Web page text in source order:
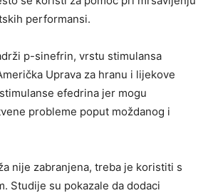
performansi.
p-sinefrin, vrstu stimulansa
Uprava za hranu i lijekove
efedrina jer mogu
probleme poput moždanog i
nije zabranjena, treba je koristiti s
Studije su pokazale da dodaci